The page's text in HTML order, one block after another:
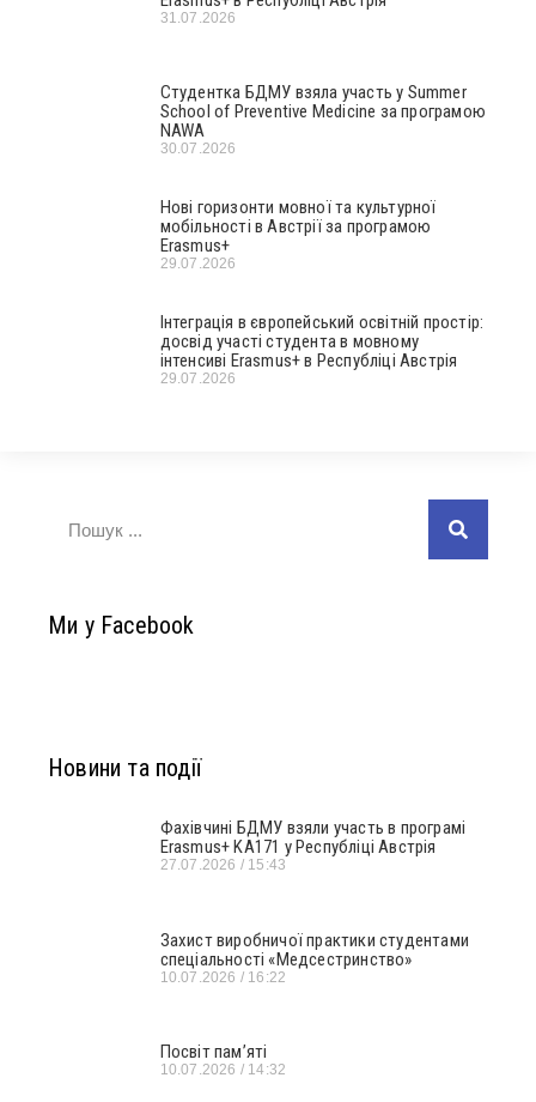
31.07.2026
Студентка БДМУ взяла участь у Summer
School of Preventive Medicine за програмою
NAWA
30.07.2026
Нові горизонти мовної та культурної
мобільності в Австрії за програмою
Erasmus+
29.07.2026
Інтеграція в європейський освітній простір:
досвід участі студента в мовному
інтенсиві Erasmus+ в Республіці Австрія
29.07.2026
Ми у Facebook
Новини та події
Фахівчині БДМУ взяли участь в програмі
Erasmus+ KA171 у Республіці Австрія
27.07.2026 15:43
Захист виробничої практики студентами
спеціальності «Медсестринство»
10.07.2026 16:22
Посвіт пам’яті
10.07.2026 14:32